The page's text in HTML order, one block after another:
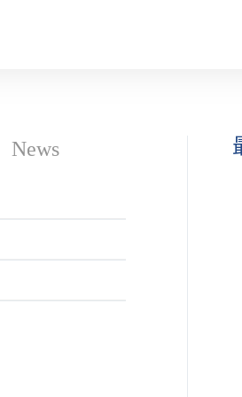
News